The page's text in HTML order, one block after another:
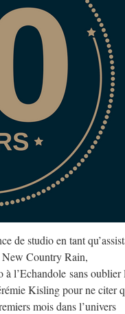
de studio en tant
New Country Rain,
l’Echandole sans oublier
Kisling pour ne citer
mois dans l’univers